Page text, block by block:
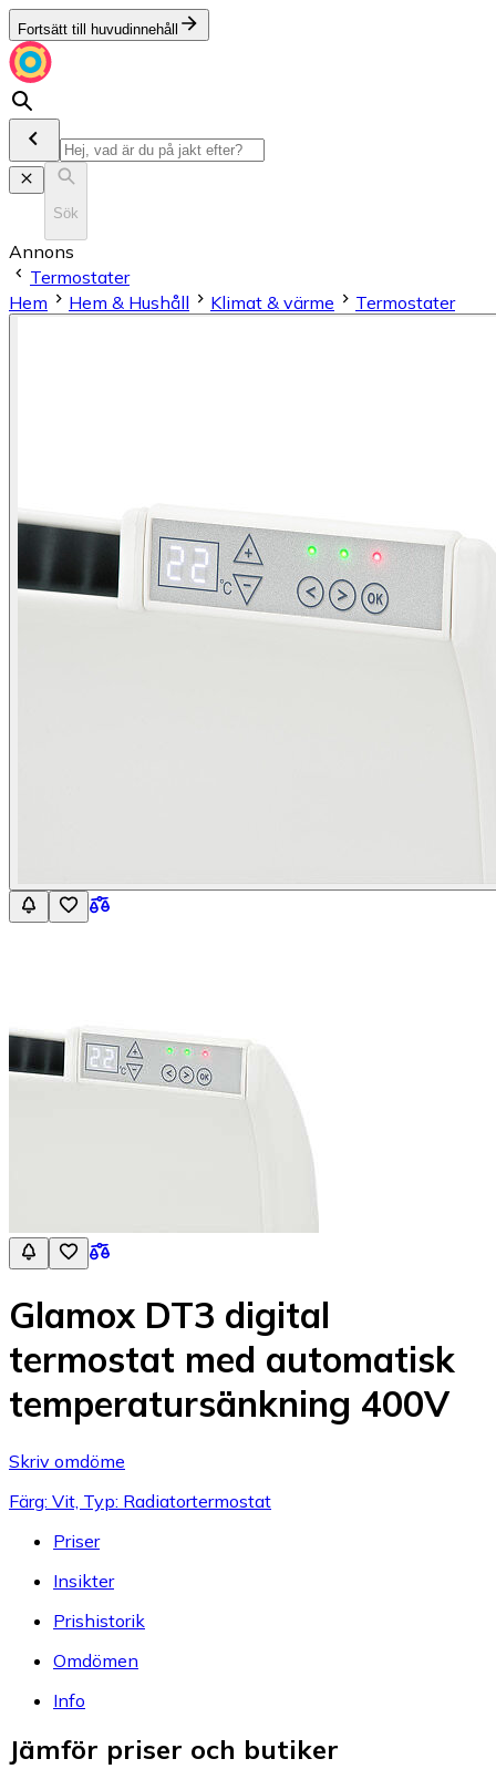
Fortsätt till huvudinnehåll
Sök
Annons
Termostater
Hem
Hem & Hushåll Klimat & värme Termostater
Glamox DT3 digital
termostat med automatisk
temperatursänkning 400V
Skriv omdöme
Färg: Vit, Typ: Radiatortermostat
Priser
Insikter
Prishistorik
Omdömen
Info
Jämför priser och butiker